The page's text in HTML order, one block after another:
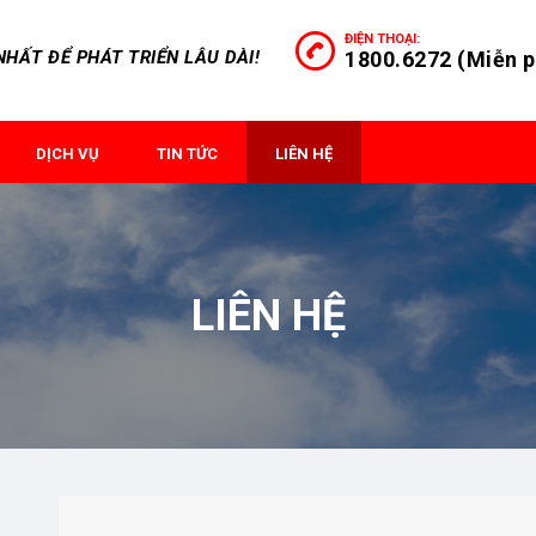
ĐIỆN THOẠI:
1800.6272 (Miễn
ĐỂ PHÁT TRIỂN LÂU DÀI!
DỊCH VỤ TIN TỨC LIÊN HỆ
LIÊN HỆ